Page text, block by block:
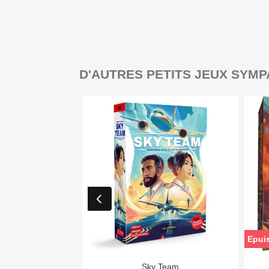
D'AUTRES PETITS JEUX
Aperçu rapide
Sky Team